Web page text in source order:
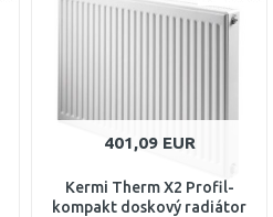
401,09 EUR
Kermi Therm X2 Profil-
kompakt doskový radiátor